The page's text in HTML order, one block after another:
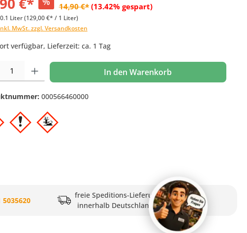
14,90 €* (13.42% gespart)
0.1 Liter(129,00 €* / 1 Liter)
MwSt. zzgl. Versandkosten
verfügbar, Lieferzeit: ca. 1 Tag
Anzahl: Gib den gewünschten Wert ein oder benutze die Schaltflächen um die
In den Warenkorb
000566460000
5035620
freie Speditions-Lieferung
innerhalb Deutschlands